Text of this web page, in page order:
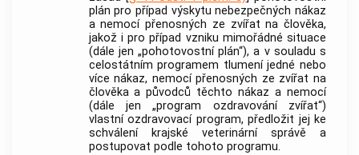
plán pro případ výskytu nebezpečných nákaz
a nemocí přenosných ze zvířat na člověka,
jakož i pro případ vzniku mimořádné situace
(dále jen „pohotovostní plán“), a v souladu s
celostátním programem tlumení jedné nebo
více nákaz, nemocí přenosných ze zvířat na
člověka a původců těchto nákaz a nemocí
(dále jen „program ozdravování zvířat“)
vlastní ozdravovací program, předložit jej ke
schválení krajské veterinární správě a
postupovat podle tohoto programu.